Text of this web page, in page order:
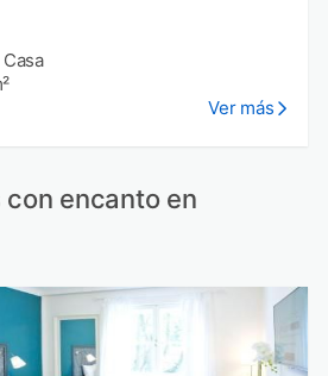
Ver más
con encanto en